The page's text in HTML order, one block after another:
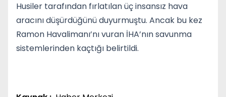
Husiler tarafından fırlatılan üç insansız hava
aracını düşürdüğünü duyurmuştu. Ancak bu kez
Ramon Havalimanı’nı vuran İHA’nın savunma
sistemlerinden kaçtığı belirtildi.